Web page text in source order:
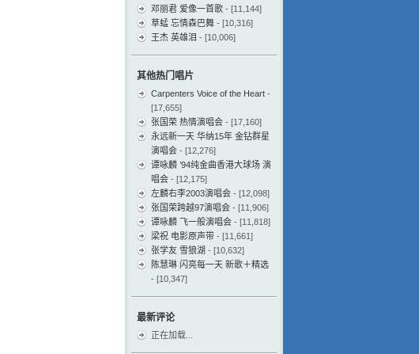
邓丽君 爱像一首歌 - [11,144]
草蜢 忘情森巴舞 - [10,316]
王杰 英雄泪 - [10,006]
其他热门唱片
Carpenters Voice of the Heart -
[17,655]
张国荣 热情演唱会 - [17,160]
永远新一天 华纳15年 金钻群星
演唱会 - [12,276]
谭咏麟 ’94纯金曲香港大球场 演
唱会 - [12,175]
左麟右李2003演唱会 - [12,098]
张国荣跨越97演唱会 - [11,906]
谭咏麟 飞一般演唱会 - [11,818]
梁祝 电影原声带 - [11,661]
张学友 雪狼湖 - [10,632]
陈慧琳 闪亮每一天 新歌＋精选
- [10,347]
最新评论
正在加载...